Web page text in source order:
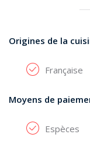
Origines de la
Française
Moyens de
Espèces